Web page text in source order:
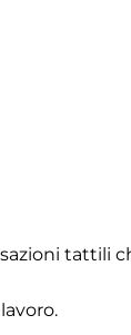
tattili